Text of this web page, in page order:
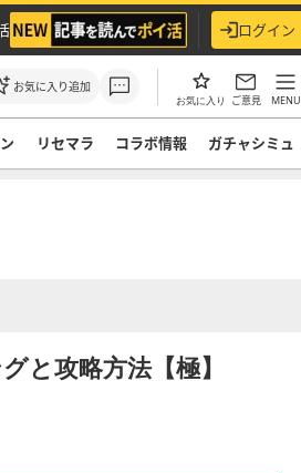
ログイン
お気に入り追加
お気に入り ご意見 MENU
リセマラ コラボ情報 ガチャシミュ
と攻略方法【極】